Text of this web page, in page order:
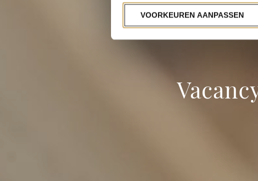
VOORKEUREN AANPASSEN